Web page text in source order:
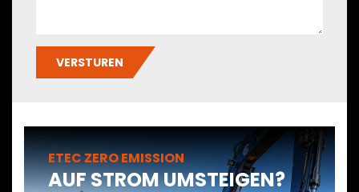
VERSTUREN
ETEC ZERO EMISSION
AUF STROM UMSTEIGEN?